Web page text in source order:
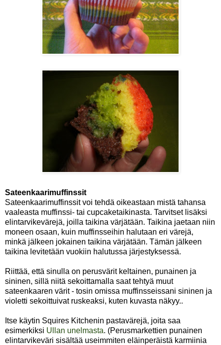
Sateenkaarimuffinssit
Sateenkaarimuffinssit voi tehdä oikeastaan mistä tahansa
vaaleasta muffinssi- tai cupcaketaikinasta. Tarvitset lisäksi
elintarvikevärejä, joilla taikina värjätään. Taikina jaetaan niin
moneen osaan, kuin muffinsseihin halutaan eri värejä,
minkä jälkeen jokainen taikina värjätään. Tämän jälkeen
taikina levitetään vuokiin halutussa järjestyksessä.
Riittää, että sinulla on perusvärit keltainen, punainen ja
sininen, sillä niitä sekoittamalla saat tehtyä muut
sateenkaaren värit - tosin omissa muffinsseissani sininen ja
violetti sekoittuivat ruskeaksi, kuten kuvasta näkyy..
Itse käytin Squires Kitchenin pastavärejä, joita saa
esimerkiksi Ullan unelmasta. (Perusmarkettien punainen
elintarvikeväri sisältää useimmiten eläinperäistä karmiinia